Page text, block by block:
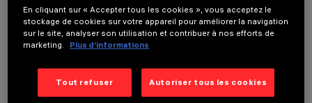
DESCRIPTION
Appareil miniaturisé encastrable rectangulaire à 10 éléments
pour obtenir la modulation de cette dernière. La variation est
obtenue en mélangeant l'émission de 10 LED 2700K et de
En cliquant sur « Accepter tous les cookies », vous acceptez le
stockage de cookies sur votre appareil pour améliorer la navigation
sur le site, analyser son utilisation et contribuer à nos efforts de
marketing.
Plus d’informations
Tout refuser Autoriser tous les cookies